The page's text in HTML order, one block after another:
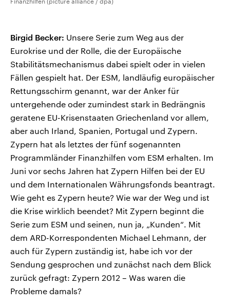
Birgid Becker: Unsere Serie zum Weg aus der
Eurokrise und der Rolle, die der Europäische
Stabilitätsmechanismus dabei spielt oder in vielen
Fällen gespielt hat. Der ESM, landläufig europäischer
Rettungsschirm genannt, war der Anker für
untergehende oder zumindest stark in Bedrängnis
geratene EU-Krisenstaaten Griechenland vor allem,
aber auch Irland, Spanien, Portugal und Zypern.
Zypern hat als letztes der fünf sogenannten
Programmländer Finanzhilfen vom ESM erhalten. Im
Juni vor sechs Jahren hat Zypern Hilfen bei der EU
und dem Internationalen Währungsfonds beantragt.
Wie geht es Zypern heute? Wie war der Weg und ist
die Krise wirklich beendet? Mit Zypern beginnt die
Serie zum ESM und seinen, nun ja, „Kunden“. Mit
dem ARD-Korrespondenten Michael Lehmann, der
auch für Zypern zuständig ist, habe ich vor der
Sendung gesprochen und zunächst nach dem Blick
zurück gefragt: Zypern 2012 – Was waren die
Probleme damals?